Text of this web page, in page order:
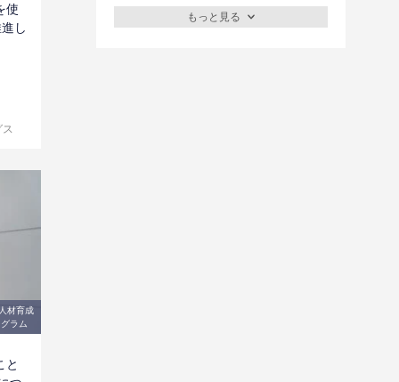
もっと見る
使
し
材育成
ラム
と